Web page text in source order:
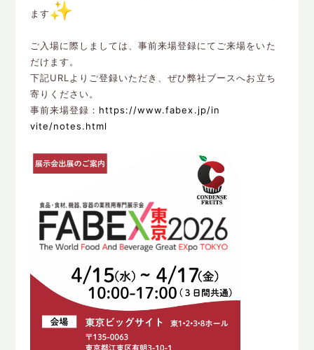
ます
ご入場に際しましては、事前来場登録にてご来場をいた
だけます。
下記URLよりご登録いただき、ぜひ弊社ブースへお立ち
寄りください。
事前来場登録： https://www.fabex.jp/in
vite/notes.html